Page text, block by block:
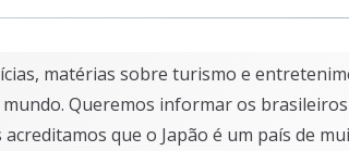
matérias sobre turismo e
Queremos informar os
que o Japão é um país de